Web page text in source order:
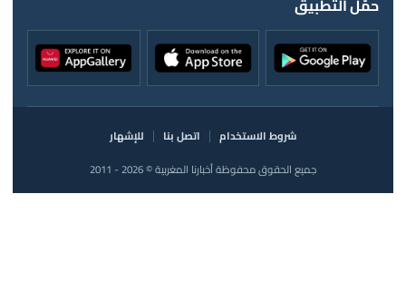
حمّل التطبيق
شروط الاستخدام اتصل بنا
للإشهار
جميع الحقوق محفوظة أخبارنا المغربية © 2026 - 2011